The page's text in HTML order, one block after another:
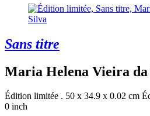
Sans titre
Maria Helena Vieira da
Édition limitée . 50 x 34.9 x 0.02 cm
0 inch